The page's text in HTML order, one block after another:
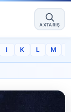
AXTARIŞ
I K L M